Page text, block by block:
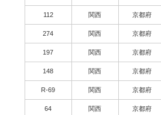
112 関西 京都府
274 関西 京都府
197 関西 京都府
148 関西 京都府
R-69 関西 京都府
64 関西 京都府